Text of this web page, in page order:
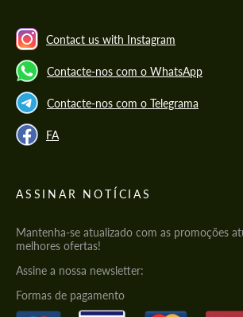
Contact us with Instagram
Contacte-nos com o WhatsApp
Contacte-nos com o Telegrama
FA
ASSINAR NOTÍCIAS
Mantenha-se atualizado com as promoções
melhores ofertas!
Assine a nossa newsletter:
Formas de pagamento